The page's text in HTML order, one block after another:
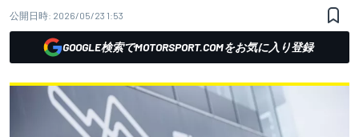
公開日時: 2026/05/23 1:53
GOOGLE検索でMOTORSPORT.COMをお気に入り登録